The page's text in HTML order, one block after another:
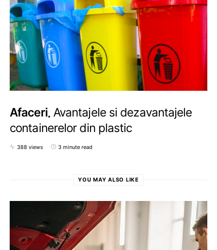
Afaceri Avantajele si dezavantajele
containerelor din plastic
388 views 3 minute read
YOU MAY ALSO LIKE